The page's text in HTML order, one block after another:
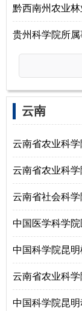
云南
云南省农业科
云南省农业科
云南省社会科
中国医学科学
中国科学院昆
云南省农业科
中国科学院昆